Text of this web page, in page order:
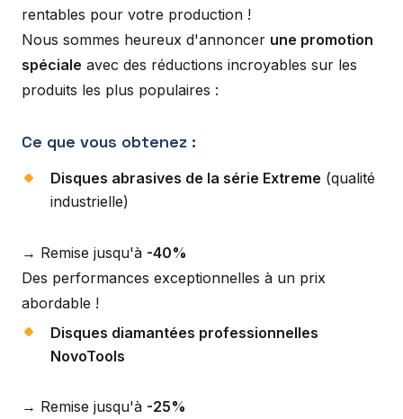
rentables pour votre production !
Nous sommes heureux d'annoncer une promotion
spéciale avec des réductions incroyables sur les
produits les plus populaires :
Ce que vous obtenez :
Disques abrasives de la série Extreme (qualité
industrielle)
→ Remise jusqu'à -40%
Des performances exceptionnelles à un prix
abordable !
Disques diamantées professionnelles
NovoTools
→ Remise jusqu'à -25%